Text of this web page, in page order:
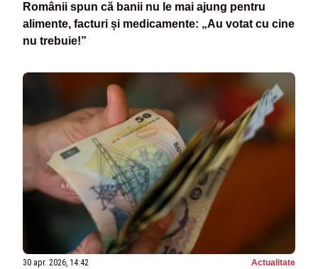
Românii spun că banii nu le mai ajung pentru
alimente, facturi și medicamente: „Au votat cu cine
nu trebuie!”
30 apr. 2026, 14:42 Actualitate